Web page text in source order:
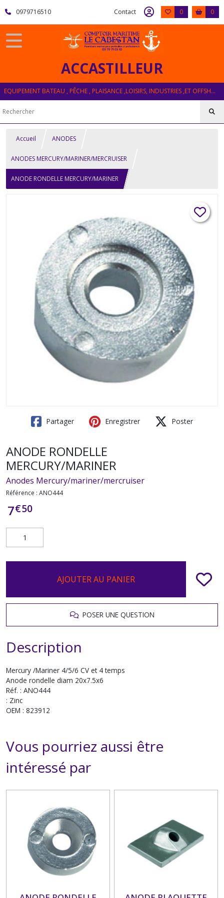
0979716510 Contact 0 0
ACCASTILLEUR
EQUIPEMENT BATEAU , PÊCHE , PLAISANCE ,LOISIRS, INDUSTRIES ,ET OFFSHORE
Accueil ANODES
ANODES MERCURY/MARINER/MERCRUISER
ANODE RONDELLE MERCURY/MARINER
Partager Enregistrer Poster
ANODE RONDELLE
MERCURY/MARINER
Anodes Mercury/mariner/mercruiser
Référence : ANO444
7€50
AJOUTER AU PANIER
POSER UNE QUESTION
Description
Mercury /Mariner 4/5/6 CV et 4 temps
Anode rondelle diam 20x7.5x6
Réf. : ANO444
: Zinc
OEM : 823912
Vous pourriez aussi être
intéressé par